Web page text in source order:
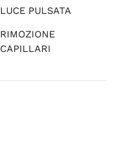
LUCE PULSATA
RIMOZIONE
CAPILLARI